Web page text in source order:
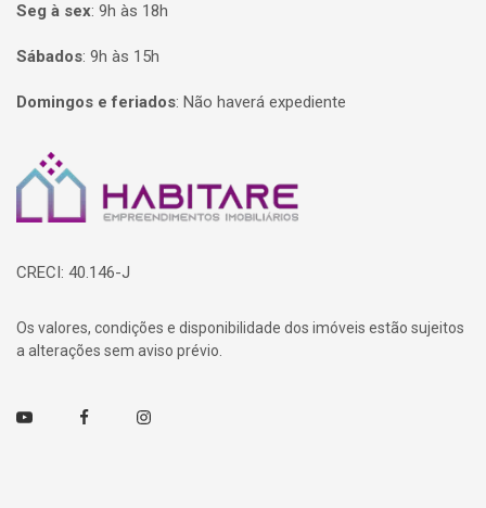
Seg à sex: 9h às 18h
Sábados: 9h às 15h
Domingos e feriados: Não haverá expediente
Página inicial
CRECI: 40.146-J
Os valores, condições e disponibilidade dos imóveis estão sujeitos
a alterações sem aviso prévio.
Youtube FacebookInstagram